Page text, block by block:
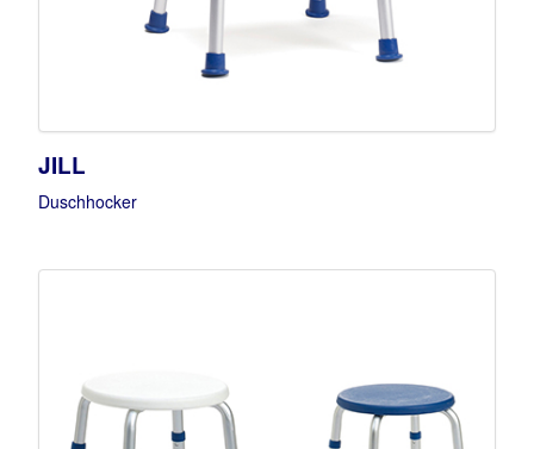
JILL
Duschhocker